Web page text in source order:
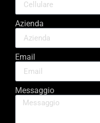
Azienda
Email
Messaggio